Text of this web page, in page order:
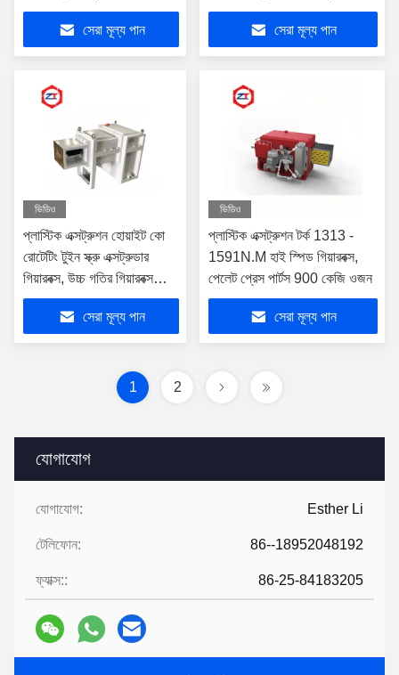
যোগাযোগ
যোগাযোগ: Esther Li
টেলিফোন: 86--18952048192
ফ্যাক্স:: 86-25-84183205
পার্টস
সেরা মূল্য পান
তীব্রতা
সেরা মূল্য পান
ভিডিও
প্লাস্টিক এক্সট্রুশন হোয়াইট কো
রোটেটিং টুইন স্ক্রু এক্সট্রুডার
গিয়ারবক্স, উচ্চ গতির গিয়ারবক্স
সহজে ইনস্টল করা হয়েছে
সেরা মূল্য পান
ভিডিও
প্লাস্টিক এক্সট্রুশন টর্ক 1313 -
1591N.M হাই স্পিড গিয়ারবক্স,
পেলেট প্রেস পার্টস 900 কেজি ওজন
সেরা মূল্য পান
1 2